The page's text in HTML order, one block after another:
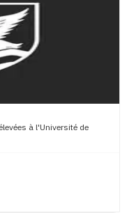
à l'Université de